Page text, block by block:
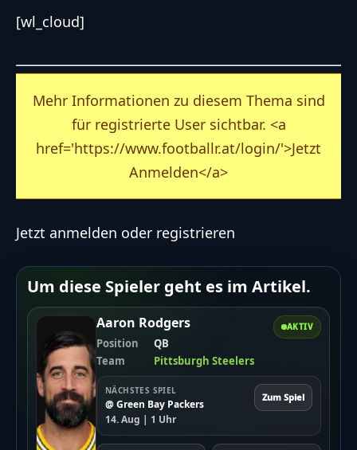
[wl_cloud]
Mehr Informationen zu diesem Thema sind
für registrierte User sichtbar. <a
href='https://www.footballr.at/login/'>Jetzt
Anmelden</a>
Jetzt anmelden oder registrieren
Um diese Spieler geht es im Artikel.
AKTIV
Aaron Rodgers
Position
QB
Team
Pittsburgh Steelers
NÄCHSTES SPIEL
@ Green Bay Packers
14. Aug | 1 Uhr
Zum Spiel